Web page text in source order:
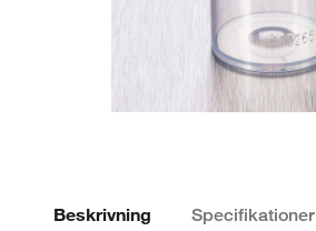
Beskrivning Specifikationer